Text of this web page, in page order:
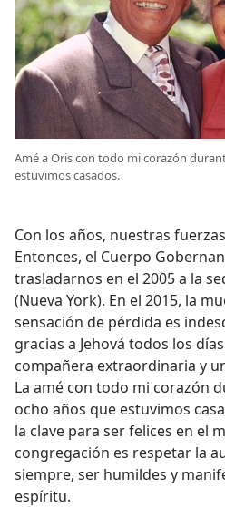
Amé a Oris con todo mi corazón
estuvimos casados.
Con los años, nuestras
Entonces, el Cuerpo
trasladarnos en el 2005 a la
(Nueva York). En el 2015, la
sensación de pérdida es
gracias a Jehová todos los
compañera extraordinaria y
La amé con todo mi corazón
ocho años que estuvimos
la clave para ser felices en el
congregación es respetar la
siempre, ser humildes y
espíritu.